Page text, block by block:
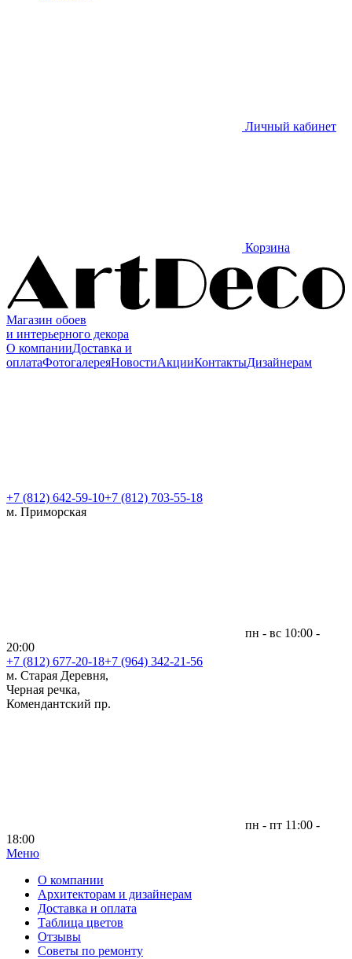
Личный кабинет
Корзина
Магазин обоев
и интерьерного декора
О компанииДоставка и
оплатаФотогалереяНовостиАкцииКонтактыДизайнерам
+7 (812) 642-59-10+7 (812) 703-55-18
м. Приморская
пн - вс 10:00 -
20:00
+7 (812) 677-20-18+7 (964) 342-21-56
м. Старая Деревня,
Черная речка,
Комендантский пр.
пн - пт 11:00 -
18:00
Меню|
О компании
Архитекторам и дизайнерам
Доставка и оплата
Таблица цветов
Отзывы
Советы по ремонту